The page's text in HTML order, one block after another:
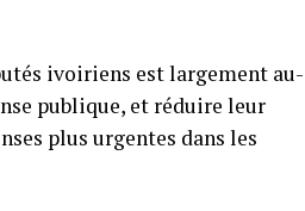
ivoiriens est largement au-
publique, et réduire leur
plus urgentes dans les